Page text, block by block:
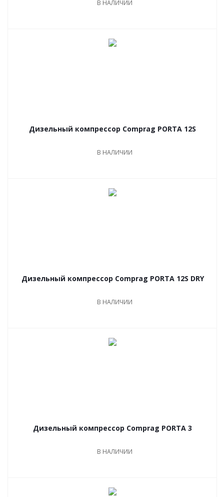
В НАЛИЧИИ
Дизельный компрессор Comprag PORTA 12S
В НАЛИЧИИ
Дизельный компрессор Comprag PORTA 12S DRY
В НАЛИЧИИ
Дизельный компрессор Comprag PORTA 3
В НАЛИЧИИ